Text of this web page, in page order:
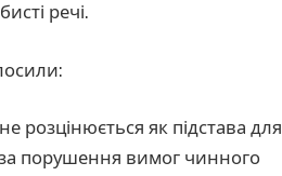
речі.
розцінюється як підстава для
за порушення вимог чинного